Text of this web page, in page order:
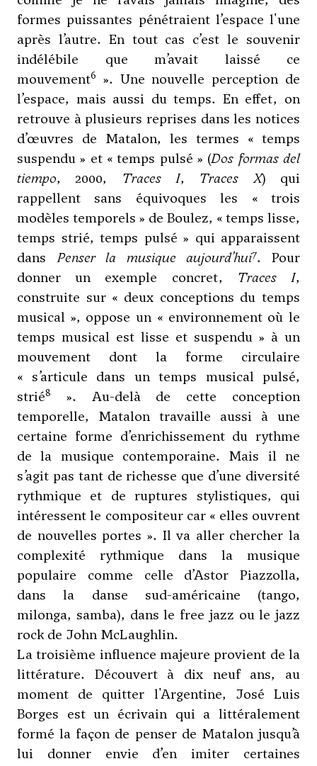
formes puissantes pénétraient l’espace l'une
après l’autre. En tout cas c’est le souvenir
indélébile que m’avait laissé ce
mouvement6 ». Une nouvelle perception de
l’espace, mais aussi du temps. En effet, on
retrouve à plusieurs reprises dans les notices
d’œuvres de Matalon, les termes « temps
suspendu » et « temps pulsé » (Dos formas del
tiempo, 2000, Traces I, Traces X) qui
rappellent sans équivoques les « trois
modèles temporels » de Boulez, « temps lisse,
temps strié, temps pulsé » qui apparaissent
dans Penser la musique aujourd’hui7. Pour
donner un exemple concret, Traces I,
construite sur « deux conceptions du temps
musical », oppose un « environnement où le
temps musical est lisse et suspendu » à un
mouvement dont la forme circulaire
« s’articule dans un temps musical pulsé,
strié8
». Au-delà de cette conception
temporelle, Matalon travaille aussi à une
certaine forme d’enrichissement du rythme
de la musique contemporaine. Mais il ne
s’agit pas tant de richesse que d’une diversité
rythmique et de ruptures stylistiques, qui
intéressent le compositeur car « elles ouvrent
de nouvelles portes ». Il va aller chercher la
complexité rythmique dans la musique
populaire comme celle d’Astor Piazzolla,
dans la danse sud-américaine (tango,
milonga, samba), dans le free jazz ou le jazz
rock de John McLaughlin.
La troisième influence majeure provient de la
littérature. Découvert à dix neuf ans, au
moment de quitter l'Argentine, José Luis
Borges est un écrivain qui a littéralement
formé la façon de penser de Matalon jusqu’à
lui donner envie d’en imiter certaines